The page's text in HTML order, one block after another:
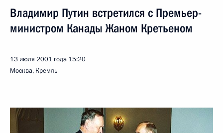
Владимир Путин встретился с Премьер-
министром Канады Жаном Кретьеном
13 июля 2001 года 15:20
Москва, Кремль